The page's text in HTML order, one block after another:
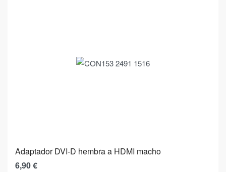
Adaptador DVI-D hembra a HDMI macho
6,90€